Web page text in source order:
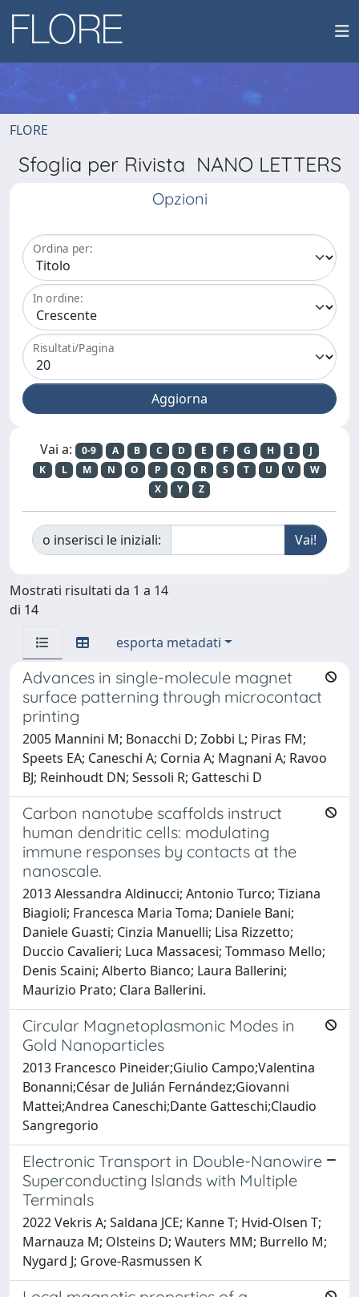
FLORE
Sfoglia per Rivista NANO LETTERS
Opzioni
Ordina per:
In ordine:
Risultati/Pagina
Vai a: 0-9 A B C D E F G H I
J
K
L M N O P Q R S T U V
W
X
Y Z
o inserisci le iniziali:
Mostrati risultati da 1 a 14
di 14
esporta metadati
Advances in single-molecule magnet
surface patterning through microcontact
printing
2005 Mannini M; Bonacchi D; Zobbi L; Piras FM;
Speets EA; Caneschi A; Cornia A; Magnani A; Ravoo
BJ; Reinhoudt DN; Sessoli R; Gatteschi D
Carbon nanotube scaffolds instruct
human dendritic cells: modulating
immune responses by contacts at the
nanoscale.
2013 Alessandra Aldinucci; Antonio Turco; Tiziana
Biagioli; Francesca Maria Toma; Daniele Bani;
Daniele Guasti; Cinzia Manuelli; Lisa Rizzetto;
Duccio Cavalieri; Luca Massacesi; Tommaso Mello;
Denis Scaini; Alberto Bianco; Laura Ballerini;
Maurizio Prato; Clara Ballerini.
Circular Magnetoplasmonic Modes in
Gold Nanoparticles
2013 Francesco Pineider;Giulio Campo;Valentina
Bonanni;César de Julián Fernández;Giovanni
Mattei;Andrea Caneschi;Dante Gatteschi;Claudio
Sangregorio
Electronic Transport in Double-Nanowire
Superconducting Islands with Multiple
Terminals
2022 Vekris A; Saldana JCE; Kanne T; Hvid-Olsen T;
Marnauza M; Olsteins D; Wauters MM; Burrello M;
Nygard J; Grove-Rasmussen K